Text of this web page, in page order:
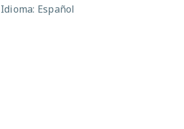
Idioma: Español